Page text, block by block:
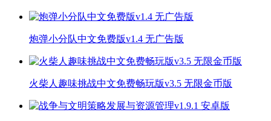
炮弹小分队中文免费版v1.4 无广告版
火柴人趣味挑战中文免费畅玩版v3.5 无限金币版